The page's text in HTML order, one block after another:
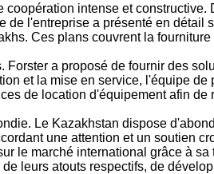
intense et
l'entreprise a présenté en détail
Ces plans couvrent la
a proposé de fournir des
et la mise en service, l'équipe
de location d'équipement afin
Le Kazakhstan dispose
une attention et un soutien
le marché international grâce à
leurs atouts respectifs, de